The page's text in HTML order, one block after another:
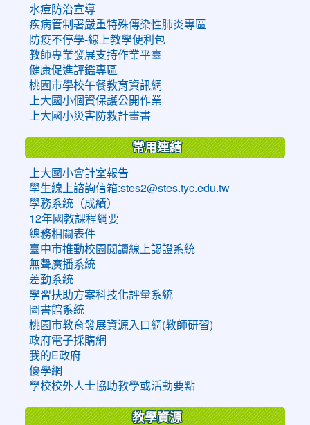
水痘防治宣導
疾病管制署嚴重特殊傳染性肺炎專區
防疫不停學-線上教學便利包
教師專業發展支持作業平臺
健康促進評鑑專區
桃園市學校午餐教育資訊網
上大國小個資保護公開作業
上大國小災害防救計畫書
常用連結
上大國小會計室報告
學生線上諮詢信箱:stes2@stes.tyc.edu.tw
學務系統（成績）
12年國教課程綱要
總務相關表件
臺中市推動校園閱讀線上認證系統
無聲廣播系統
差勤系統
學習扶助方案科技化評量系統
圖書館系統
桃園市教育發展資源入口網(教師研習)
政府電子採購網
我的E政府
優學網
學校校外人士協助教學或活動要點
教學資源